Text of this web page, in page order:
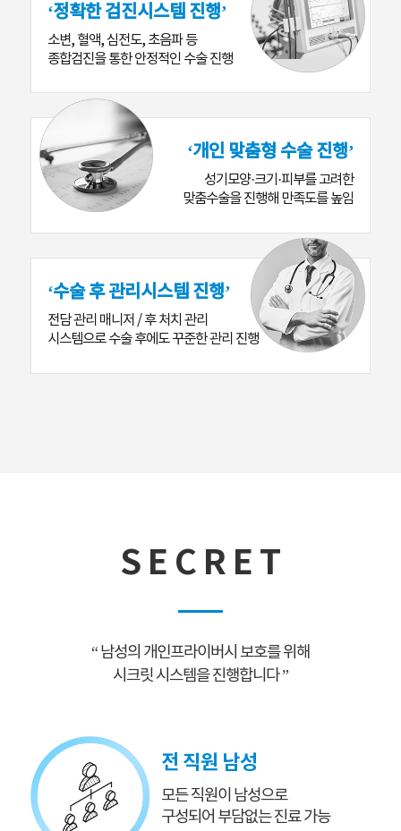
‘정확한 검진시스템 진행’
소변, 혈액, 심전도, 초음파 등
종합검진을 통한 안정적인 수술 진행
‘개인 맞춤형 수술 진행’
성기모양·크기·피부를 고려한
맞춤수술을 진행해 만족도를 높임
‘수술 후 관리시스템 진행’
전담 관리 매니저 / 후 처치 관리
시스템으로 수술 후에도 꾸준한 관리 진행
S E C R E T
“ 남성의 개인프라이버시 보호를 위해
시크릿 시스템을 진행합니다 ”
전 직원 남성
모든 직원이 남성으로
구성되어 부담없는 진료 가능